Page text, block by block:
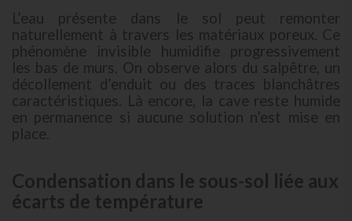
L’eau présente dans le sol peut remonter
naturellement à travers les matériaux poreux. Ce
phénomène invisible humidifie progressivement
les bas de murs. On observe alors du salpêtre, un
décollement d’enduit ou des traces blanchâtres
caractéristiques. Là encore, la cave reste humide
en permanence si aucune solution n’est mise en
place.
Condensation dans le sous-sol liée aux
écarts de température